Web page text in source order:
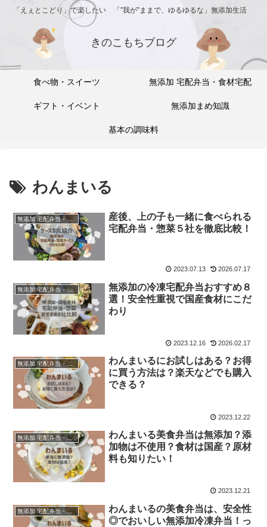
「えぇとこどり」で楽したい 「”我が”ままで、ゆるゆるな」無添加生活
きのこもちブログ
食べ物・スイーツ 無添加 宅配弁当・食材宅配
ギフト・イベント 無添加まめ知識
基本の調味料
わんまいる
無添加 宅配弁当・食材宅配
産後、上の子も一緒に食べられる
宅配弁当・惣菜５社を徹底比較！
2023.07.13 2026.07.17
無添加 宅配弁当・食材宅配
無添加の冷凍宅配弁当おすすめ８
選！安全性重視で国産食材にこだ
わり
2023.12.16 2026.02.17
無添加 宅配弁当・食材宅配
わんまいるにお試しはある？お得
に買う方法は？楽天などでも購入
できる？
2023.12.22
無添加 宅配弁当・食材宅配
わんまいる美食弁当は無添加？添
加物は不使用？食材は国産？原材
料も知りたい！
2023.12.21
無添加 宅配弁当・食材宅配
わんまいるの美食弁当は、安全性
◎でおいしい無添加冷凍弁当！っ